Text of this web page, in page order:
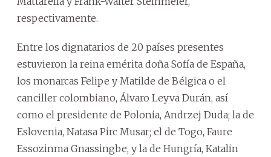
respectivamente.
Entre los dignatarios de 20 países presentes
estuvieron la reina emérita doña Sofía de España,
los monarcas Felipe y Matilde de Bélgica o el
canciller colombiano, Álvaro Leyva Durán, así
como el presidente de Polonia, Andrzej Duda; la de
Eslovenia, Natasa Pirc Musar; el de Togo, Faure
Essozinma Gnassingbe, y la de Hungría, Katalin